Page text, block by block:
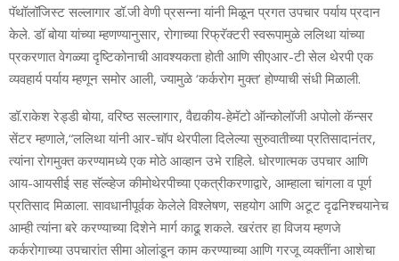
पॅथॉलॉजिस्ट सल्लागार डॉ.जी वेणी प्रसन्ना यांनी मिळून प्रगत उपचार पर्याय प्रदान
केले. डॉ बोया यांच्या म्हणण्यानुसार, रोगाच्या रिफ्रॅक्टरी स्वरूपामुळे ललिथा यांच्या
प्रकरणात वेगळ्या दृष्टिकोनाची आवश्यकता होती आणि सीएआर-टी सेल थेरपी एक
व्यवहार्य पर्याय म्हणून समोर आली, ज्यामुळे ‘कर्करोग मुक्त’ होण्याची संधी मिळाली.
डॉ.राकेश रेड्डी बोया, वरिष्ठ सल्लागार, वैद्यकीय-हेमॅटो ऑन्कोलॉजी अपोलो कॅन्सर
सेंटर म्हणाले,“ललिथा यांनी आर-चॉप थेरपीला दिलेल्या सुरुवातीच्या प्रतिसादानंतर,
त्यांना रोगमुक्त करण्यामध्ये एक मोठे आव्हान उभे राहिले. धोरणात्मक उपचार आणि
आय-आयसीई सह सॅल्व्हेज कीमोथेरपीच्या एकत्रीकरणाद्वारे, आम्हाला चांगला व पूर्ण
प्रतिसाद मिळाला. सावधानीपूर्वक केलेले विश्लेषण, सहयोग आणि अटूट दृढनिश्चयानेच
आम्ही त्यांना बरे करण्याच्या दिशेने मार्ग काढू शकले. खरंतर हा विजय म्हणजे
कर्करोगाच्या उपचारांत सीमा ओलांडून काम करण्याच्या आणि गरजू व्यक्तींना आशेचा